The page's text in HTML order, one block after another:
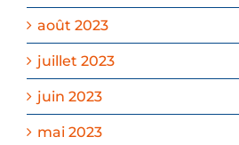
août 2023
juillet 2023
juin 2023
mai 2023